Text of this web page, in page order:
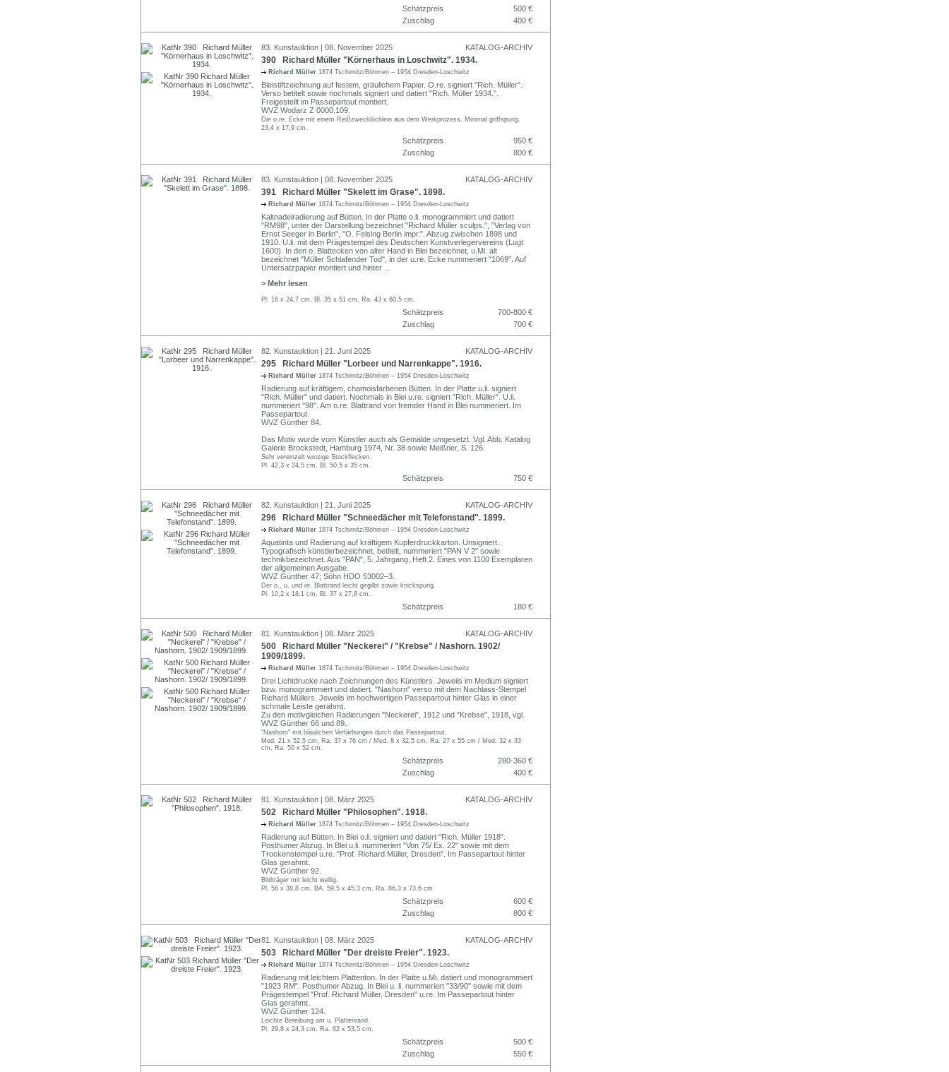
Schätzpreis
500 €
Zuschlag
400 €
83. Kunstauktion | 08. November 2025 KATALOG-ARCHIV
390 Richard Müller "Körnerhaus in Loschwitz". 1934.
Richard Müller 1874 Tschirnitz/Böhmen – 1954 Dresden-Loschwitz
Bleistiftzeichnung auf festem, gräulichem Papier. O.re. signiert "Rich. Müller".
Verso betitelt sowie nochmals signiert und datiert "Rich. Müller 1934.".
Freigestellt im Passepartout montiert.
WVZ Wodarz Z 0000.109.
Die o.re. Ecke mit einem Reißzwecklöchlein aus dem Werkprozess. Minimal griffspurig.
23,4 x 17,9 cm.
Schätzpreis
950 €
Zuschlag
800 €
83. Kunstauktion | 08. November 2025 KATALOG-ARCHIV
391 Richard Müller "Skelett im Grase". 1898.
Richard Müller 1874 Tschirnitz/Böhmen – 1954 Dresden-Loschwitz
Kaltnadelradierung auf Bütten. In der Platte o.li. monogrammiert und datiert
"RM98", unter der Darstellung bezeichnet "Richard Müller sculps.", "Verlag von
Ernst Seeger in Berlin", "O. Felsing Berlin impr.". Abzug zwischen 1898 und
1910. U.li. mit dem Prägestempel des Deutschen Kunstverlegervereins (Lugt
1600). In den o. Blattecken von alter Hand in Blei bezeichnet, u.Mi. alt
bezeichnet "Müller Schlafender Tod", in der u.re. Ecke nummeriert "1069". Auf
Untersatzpapier montiert und hinter
> Mehr lesen
Pl. 16 x 24,7 cm, Bl. 35 x 51 cm, Ra. 43 x 60,5 cm.
Schätzpreis
700-800 €
Zuschlag
700 €
82. Kunstauktion | 21. Juni 2025 KATALOG-ARCHIV
295 Richard Müller "Lorbeer und Narrenkappe". 1916.
Richard Müller 1874 Tschirnitz/Böhmen – 1954 Dresden-Loschwitz
Radierung auf kräftigem, chamoisfarbenen Bütten. In der Platte u.li. signiert
"Rich. Müller" und datiert. Nochmals in Blei u.re. signiert "Rich. Müller". U.li.
nummeriert "98". Am o.re. Blattrand von fremder Hand in Blei nummeriert. Im
Passepartout.
WVZ Günther 84.
Das Motiv wurde vom Künstler auch als Gemälde umgesetzt. Vgl. Abb. Katalog
Galerie Brockstedt, Hamburg 1974, Nr. 38 sowie Meißner, S. 126.
Sehr vereinzelt winzige Stockflecken.
Pl. 42,3 x 24,5 cm, Bl. 50,5 x 35 cm.
Schätzpreis 750 €
82. Kunstauktion | 21. Juni 2025 KATALOG-ARCHIV
296 Richard Müller "Schneedächer mit Telefonstand". 1899.
Richard Müller 1874 Tschirnitz/Böhmen – 1954 Dresden-Loschwitz
Aquatinta und Radierung auf kräftigem Kupferdruckkarton. Unsigniert.
Typografisch künstlerbezeichnet, betitelt, nummeriert "PAN V 2" sowie
technikbezeichnet. Aus "PAN", 5. Jahrgang, Heft 2. Eines von 1100 Exemplaren
der allgemeinen Ausgabe.
WVZ Günther 47; Söhn HDO 53002–3.
Der o., u. und re. Blattrand leicht gegilbt sowie knickspurig.
Pl. 10,2 x 18,1 cm, Bl. 37 x 27,8 cm.
Schätzpreis 180 €
81. Kunstauktion | 08. März 2025 KATALOG-ARCHIV
500 Richard Müller "Neckerei" / "Krebse" / Nashorn. 1902/
1909/1899.
Richard Müller 1874 Tschirnitz/Böhmen – 1954 Dresden-Loschwitz
Drei Lichtdrucke nach Zeichnungen des Künstlers. Jeweils im Medium signiert
bzw. monogrammiert und datiert. "Nashorn" verso mit dem Nachlass-Stempel
Richard Müllers. Jeweils im hochwertigen Passepartout hinter Glas in einer
schmale Leiste gerahmt.
Zu den motivgleichen Radierungen "Neckerei", 1912 und "Krebse", 1918, vgl.
WVZ Günther 66 und 89.
"Nashorn" mit bläulichen Verfärbungen durch das Passepartout.
Med. 21 x 52,5 cm, Ra. 37 x 76 cm / Med. 8 x 32,5 cm, Ra. 27 x 55 cm / Med. 32 x 33
cm, Ra. 50 x 52 cm.
Schätzpreis
280-360 €
Zuschlag
400 €
81. Kunstauktion | 08. März 2025 KATALOG-ARCHIV
502 Richard Müller "Philosophen". 1918.
Richard Müller 1874 Tschirnitz/Böhmen – 1954 Dresden-Loschwitz
Radierung auf Bütten. In Blei o.li. signiert und datiert "Rich. Müller 1918".
Posthumer Abzug. In Blei u.li. nummeriert "Von 75/ Ex. 22" sowie mit dem
Trockenstempel u.re. "Prof. Richard Müller, Dresden". Im Passepartout hinter
Glas gerahmt.
WVZ Günther 92.
Bildträger mit leicht wellig.
Pl. 56 x 38,8 cm, BA. 59,5 x 45,3 cm, Ra. 86,3 x 73,6 cm.
Schätzpreis
600 €
Zuschlag
800 €
81. Kunstauktion | 08. März 2025 KATALOG-ARCHIV
503 Richard Müller "Der dreiste Freier". 1923.
Richard Müller 1874 Tschirnitz/Böhmen – 1954 Dresden-Loschwitz
Radierung mit leichtem Plattenton. In der Platte u.Mi. datiert und monogrammiert
"1923 RM". Posthumer Abzug. In Blei u. li. nummeriert "33/90" sowie mit dem
Prägestempel "Prof. Richard Müller, Dresden" u.re. Im Passepartout hinter
Glas gerahmt.
WVZ Günther 124.
Leichte Bereibung am u. Plattenrand.
Pl. 29,8 x 24,3 cm, Ra. 62 x 53,5 cm.
Schätzpreis
500 €
Zuschlag
550 €